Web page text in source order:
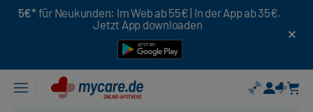
5€* für Neukunden: Im Web ab 55€ | In der App ab 35€.
Jetzt App downloaden